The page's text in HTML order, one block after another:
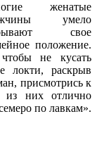
женатые
умело
свое
положение.
не кусать
локти, раскрыв
присмотрись к
из них отлично
по лавкам».